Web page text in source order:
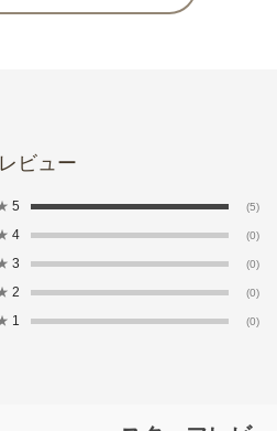
5 (5)
4 (0)
3 (0)
2 (0)
1 (0)